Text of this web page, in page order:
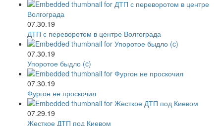
07.30.19
ДТП с переворотом в центре Волгограда
07.30.19
Упоротое быдло (c)
07.30.19
Фургон не проскочил
07.29.19
Жесткое ДТП под Киевом